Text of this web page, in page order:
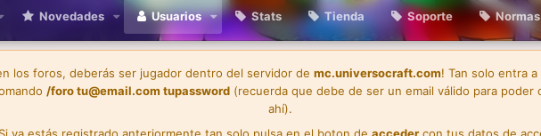
Novedades Usuarios Stats Tienda Soporte Normas
los foros, deberás ser jugador dentro del servidor de mc.universocraft.com! Tan solo entra
/forotu@email.com tupassword (recuerda que debe de ser un email válido para poder
ahí).
Si ya estás registrado anteriormente tan solo pulsa en el boton de accedercon tus datos de